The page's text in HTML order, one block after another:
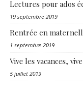
Lectures pour ados
19 septembre 2019
Rentrée en
1 septembre 2019
Vive les vacances,
5 juillet 2019